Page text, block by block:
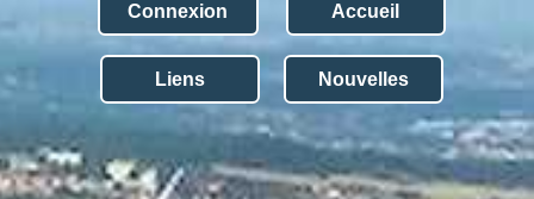
Connexion Accueil
Liens Nouvelles